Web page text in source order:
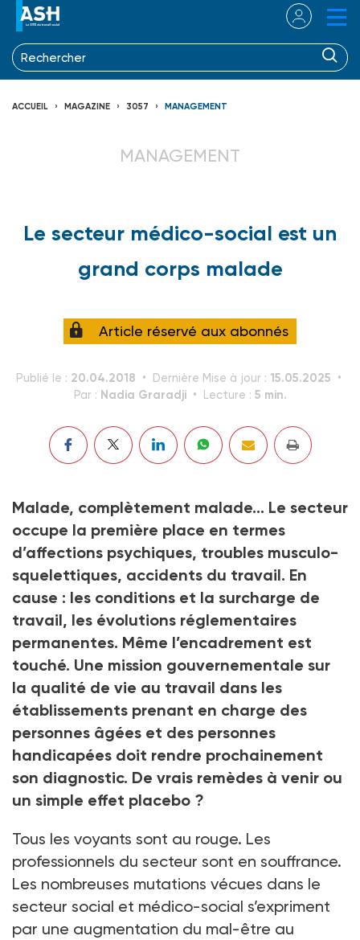
ACCUEIL MAGAZINE 3057 MANAGEMENT
MANAGEMENT
Le secteur médico-social est un
grand corps malade
Article réservé aux abonnés
Publié le : 20.04.2018 Dernière Mise à jour : 15.05.2025
Par : Nadia Graradji Lecture : 5 min.
Malade, complètement malade… Le secteur
occupe la première place en termes
d’affections psychiques, troubles musculo-
squelettiques, accidents du travail. En
cause : les conditions et la surcharge de
travail, les évolutions réglementaires
permanentes. Même l’encadrement est
touché. Une mission gouvernementale sur
la qualité de vie au travail dans les
établissements prenant en charge des
personnes âgées et des personnes
handicapées doit rendre prochainement
son diagnostic. De vrais remèdes à venir ou
un simple effet placebo ?
Tous les voyants sont au rouge. Les
professionnels du secteur sont en souffrance.
Les nombreuses mutations vécues dans le
secteur social et médico-social s’expriment
par une augmentation du mal-être au